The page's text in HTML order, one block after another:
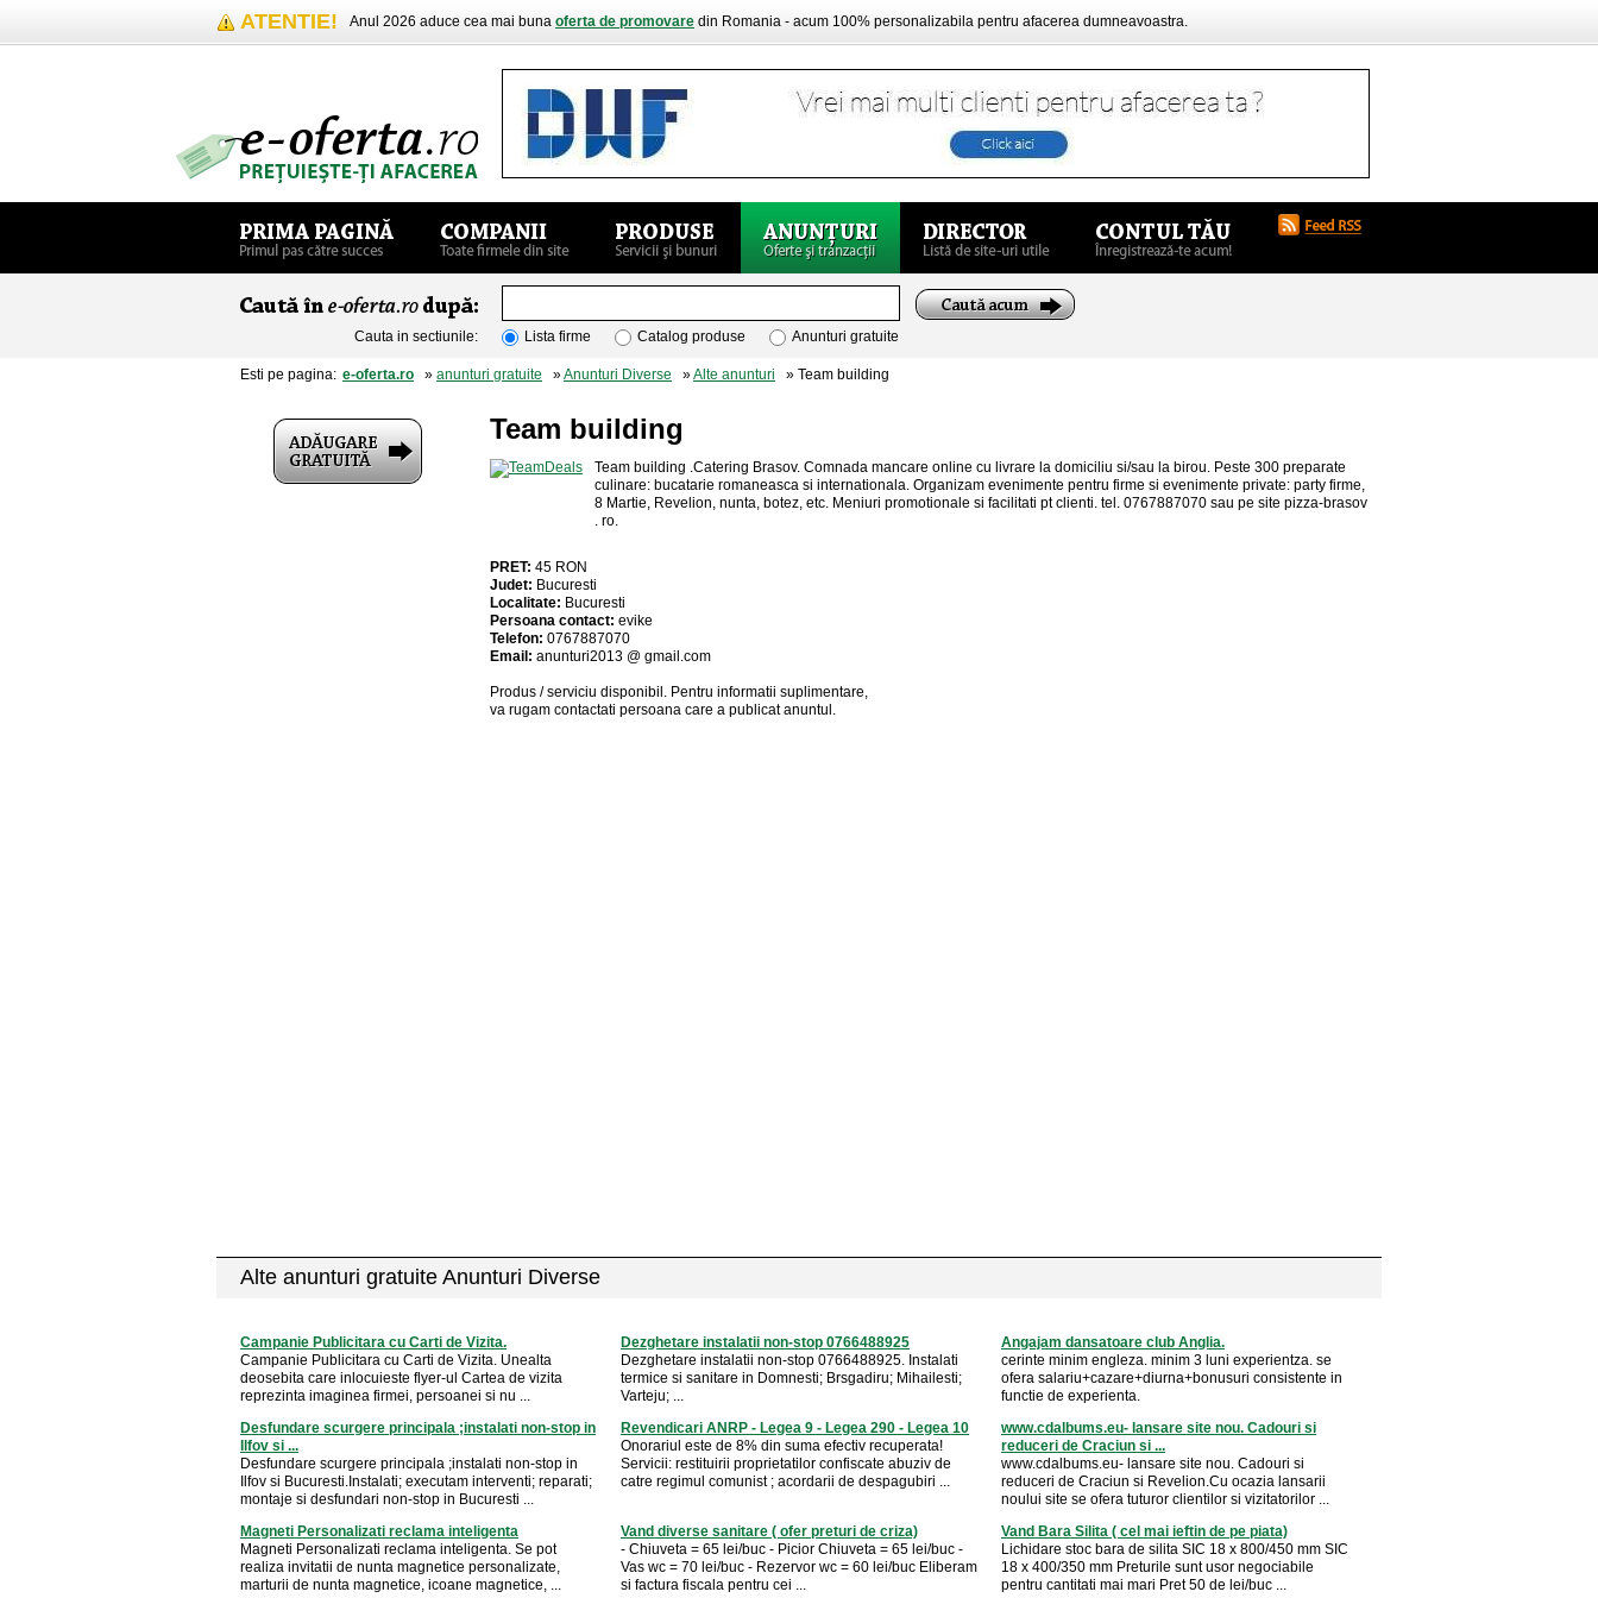
ATENTIE! Anul 2026 aduce cea mai buna oferta de promovare din Romania - acum 100% personalizabila pentru afacerea dumneavoastra.
Cauta in sectiunile: Lista firme Catalog produse Anunturi gratuite
Esti pe pagina: e-oferta.ro » anunturi gratuite »Anunturi Diverse »Alte anunturi » Team building
Team building
Team building .Catering Brasov. Comnada mancare online cu livrare la domiciliu si/sau la birou. Peste 300 preparate
culinare: bucatarie romaneasca si internationala. Organizam evenimente pentru firme si evenimente private: party firme,
8 Martie, Revelion, nunta, botez, etc. Meniuri promotionale si facilitati pt clienti. tel. 0767887070 sau pe site pizza-brasov
. ro.
PRET: 45 RON
Judet: Bucuresti
Localitate: Bucuresti
Persoana contact: evike
Telefon: 0767887070
Email: anunturi2013 @ gmail.com
Produs / serviciu disponibil . Pentru informatii suplimentare,
va rugam contactati persoana care a publicat anuntul.
Alte anunturi gratuite Anunturi Diverse
Campanie Publicitara cu Carti de Vizita.
Campanie Publicitara cu Carti de Vizita. Unealta
deosebita care inlocuieste flyer-ul Cartea de vizita
reprezinta imaginea firmei, persoanei si nu ...
Dezghetare instalatii non-stop 0766488925
Dezghetare instalatii non-stop 0766488925. Instalati
termice si sanitare in Domnesti; Brsgadiru; Mihailesti;
Varteju; ...
Angajam dansatoare club Anglia.
cerinte minim engleza. minim 3 luni experientza. se
ofera salariu+cazare+diurna+bonusuri consistente in
functie de experienta.
Desfundare scurgere principala ;instalati non-stop in
Ilfov si ...
Desfundare scurgere principala ;instalati non-stop in
Ilfov si Bucuresti.Instalati; executam interventi; reparati;
montaje si desfundari non-stop in Bucuresti ...
Revendicari ANRP - Legea 9 - Legea 290 - Legea 10
Onorariul este de 8% din suma efectiv recuperata!
Servicii: restituirii proprietatilor confiscate abuziv de
catre regimul comunist ; acordarii de despagubiri ...
www.cdalbums.eu- lansare site nou. Cadouri si
reduceri de Craciun si ...
www.cdalbums.eu- lansare site nou. Cadouri si
reduceri de Craciun si Revelion.Cu ocazia lansarii
noului site se ofera tuturor clientilor si vizitatorilor ...
Magneti Personalizati reclama inteligenta
Magneti Personalizati reclama inteligenta. Se pot
realiza invitatii de nunta magnetice personalizate,
marturii de nunta magnetice, icoane magnetice, ...
Vand diverse sanitare ( ofer preturi de criza)
- Chiuveta = 65 lei/buc - Picior Chiuveta = 65 lei/buc -
Vas wc = 70 lei/buc - Rezervor wc = 60 lei/buc Eliberam
si factura fiscala pentru cei ...
Vand Bara Silita ( cel mai ieftin de pe piata)
Lichidare stoc bara de silita SIC 18 x 800/450 mm SIC
18 x 400/350 mm Preturile sunt usor negociabile
pentru cantitati mai mari Pret 50 de lei/buc ...